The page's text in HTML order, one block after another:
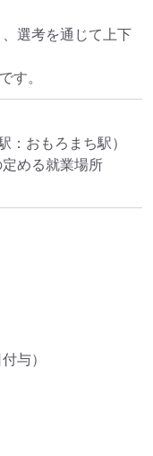
選考を通じて上下
す。
：おもろまち駅）
める就業場所
与）